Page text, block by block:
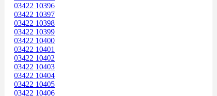
03422 10396
03422 10397
03422 10398
03422 10399
03422 10400
03422 10401
03422 10402
03422 10403
03422 10404
03422 10405
03422 10406